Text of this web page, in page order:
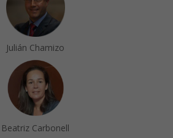
Julián Chamizo
Beatriz Carbonell